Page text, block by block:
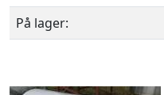
På lager: